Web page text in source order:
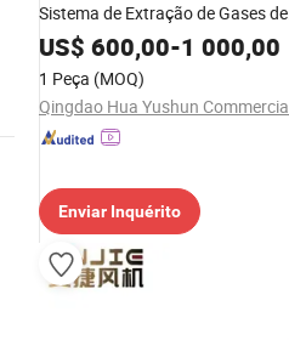
Sistema de Extração de Gases de
Escape para Carros
US$ 600,00-1 000,00
1 Peça (MOQ)
Enviar Inquérito